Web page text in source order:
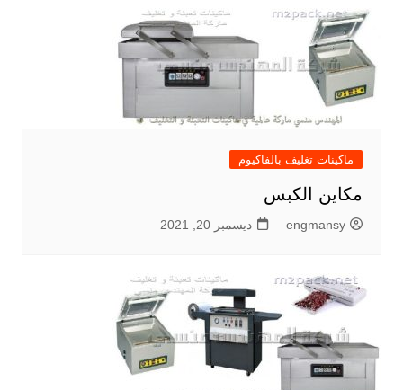
ماكينات تغليف بالفاكيوم
مكاين الكبس
engmansy ديسمبر 20, 2021